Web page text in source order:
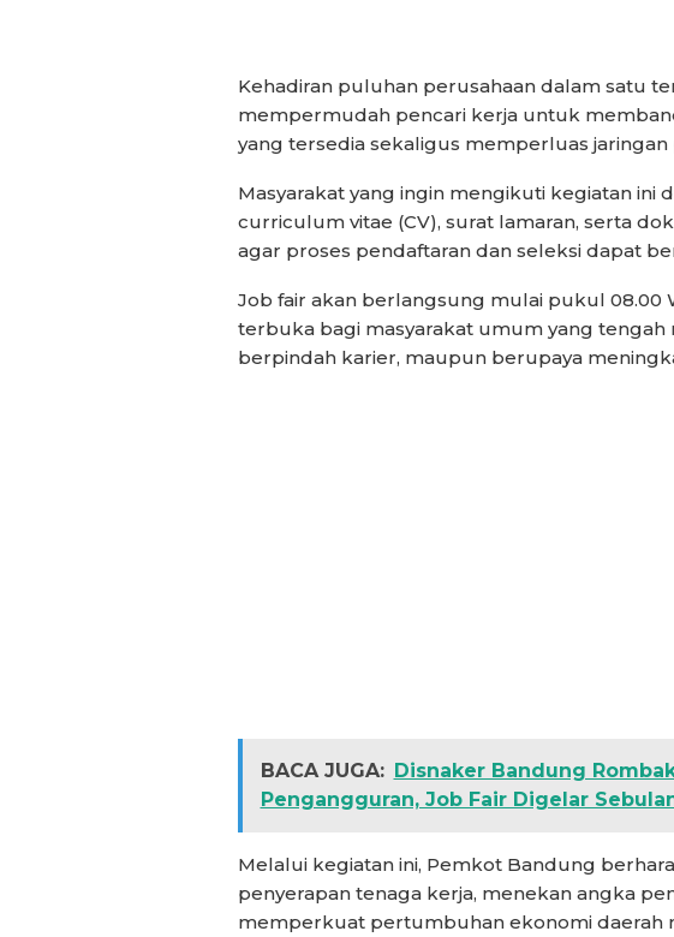
Kehadiran puluhan perusahaan dalam satu
mempermudah pencari kerja untuk
yang tersedia sekaligus memperluas
Masyarakat yang ingin mengikuti kegiatan ini
curriculum vitae (CV), surat lamaran, serta
agar proses pendaftaran dan seleksi dapat
Job fair akan berlangsung mulai pukul 08.00
terbuka bagi masyarakat umum yang tengah
berpindah karier, maupun berupaya
BACA JUGA: Disnaker Bandung
Pengangguran, Job Fair Digelar
Melalui kegiatan ini, Pemkot Bandung
penyerapan tenaga kerja, menekan angka
memperkuat pertumbuhan ekonomi daerah